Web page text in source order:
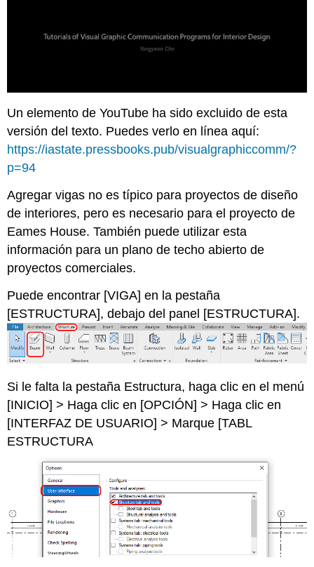
Un elemento de YouTube ha sido excluido de esta
versión del texto. Puedes verlo en línea aquí:
https://iastate.pressbooks.pub/visualgraphiccomm/?
p=94
Agregar vigas no es típico para proyectos de diseño
de interiores, pero es necesario para el proyecto de
Eames House. También puede utilizar esta
información para un plano de techo abierto de
proyectos comerciales.
Puede encontrar [VIGA] en la pestaña
[ESTRUCTURA], debajo del panel [ESTRUCTURA].
Si le falta la pestaña Estructura, haga clic en el menú
[INICIO] > Haga clic en [OPCIÓN] > Haga clic en
[INTERFAZ DE USUARIO] > Marque [TABL
ESTRUCTURA